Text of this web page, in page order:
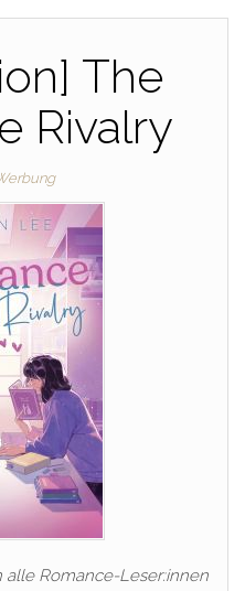
The
Rivalry
alle Romance-Leser:innen